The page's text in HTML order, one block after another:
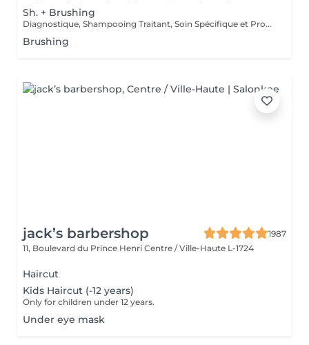
Sh. + Brushing
Diagnostique, Shampooing Traitant, Soin Spécifique et Produits Coiffants inclus
Brushing
jack’s barbershop
1987
11, Boulevard du Prince Henri Centre / Ville-Haute L-1724
Haircut
Kids Haircut (-12 years)
Only for children under 12 years.
Under eye mask